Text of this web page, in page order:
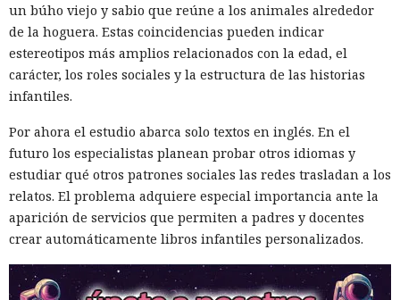
Las bases de datos suelen percibirse como un almacén de
información, no como una herramienta para el hacking,
pero los atacantes encontraron la forma de convertir Oracle
Database en una plataforma de ataque. La empresa
Huntressdetectó un caso
instalaron el conjunto de herramientas de postexplotación
khunt directamente dentro de la base de datos Oracle, que
se utilizó para acceder a la red corporativa.
El incidente se registró el 27 de julio de este año, cuando la
plataforma Huntress detectó el robo de credenciales en un
servidor con Oracle. Los registros de Apache mostraron que
el acceso se obtuvo a través de una función de búsqueda
vulnerable de una aplicación Java pública en Apache
un búho viejo y sabio que reúne a los animales alrededor
de la hoguera. Estas coincidencias pueden indicar
estereotipos más amplios relacionados con la edad, el
carácter, los roles sociales y la estructura de las historias
infantiles.
Por ahora el estudio abarca solo textos en inglés. En el
futuro los especialistas planean probar otros idiomas y
estudiar qué otros patrones sociales las redes trasladan a los
relatos. El problema adquiere especial importancia ante la
aparición de servicios que permiten a padres y docentes
crear automáticamente libros infantiles personalizados.